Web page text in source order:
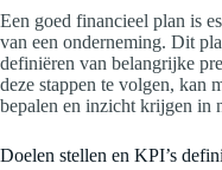
Een goed financieel plan is
van een onderneming. Dit
definiëren van belangrijke
deze stappen te volgen, kan
bepalen en inzicht krijgen in
Doelen stellen en KPI’s